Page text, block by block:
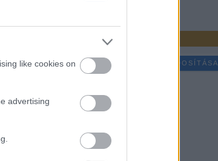
like cookies on
advertising
SÜTI BEÁLLÍTÁSOK MÓDOSÍTÁSA